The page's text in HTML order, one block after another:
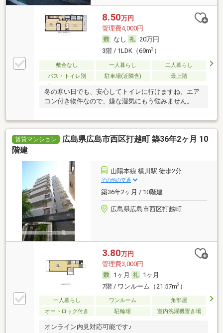
8.50万円
管理費4,000円
なし
20万円
3階 / 1LDK（69m2）
敷金なし 一人暮らし
二人暮らし
バス・トイレ別
駐車場(近隣含) 最上階
冬の寒い日でも、安心してトイレに行けますね。エア
コン付き物件なので、嫌な湿気にもう悩みません。
賃貸マンション
広島県広島市西区打越町 築36年2ヶ月 10
階建
山陽本線 横川駅 徒歩2分
その他の交通
築36年2ヶ月 / 10階建
広島県広島市西区打越町
3.80万円
管理費3,000円
1ヶ月
1ヶ月
7階 / ワンルーム（21.57m2）
一人暮らし ワンルーム
角部屋
オートロック付き
駐輪場 室内洗濯機置き場
オンライン内見対応可能です♪